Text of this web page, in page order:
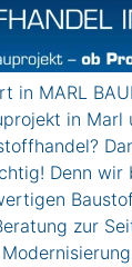
in MARL
in Marl
Denn wir
zur